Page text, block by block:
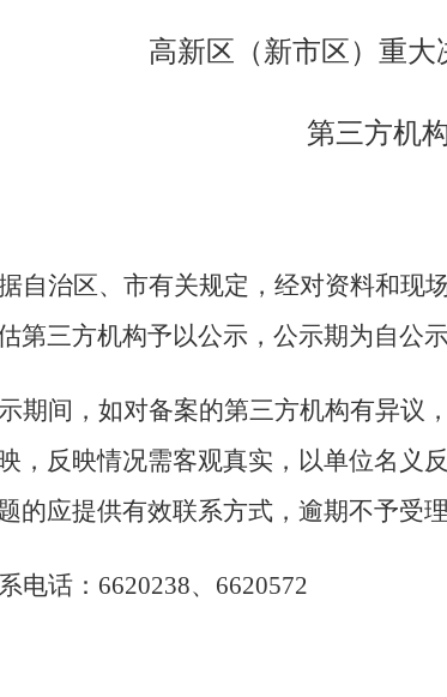
高新区（新市区） 重大
第三方机构
自治区、市有关规定，经对资料和现
第三方机构予以公示，公示期为 自公
期间，如对备案的第三方机构有异议
，反映情况需客观真实，以单位名义
的应提供有效联系方式，逾期不予受理
电话：6620238、6620572